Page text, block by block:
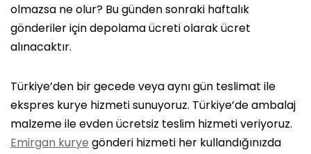
olmazsa ne olur? Bu günden sonraki haftalık
gönderiler için depolama ücreti olarak ücret
alınacaktır.
Türkiye’den bir gecede veya aynı gün teslimat ile
ekspres kurye hizmeti sunuyoruz. Türkiye’de ambalaj
malzeme ile evden ücretsiz teslim hizmeti veriyoruz.
Emirgan kurye gönderi hizmeti her kullandığınızda